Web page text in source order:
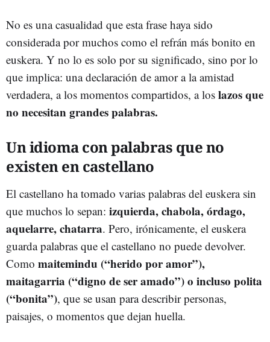
No es una casualidad que esta frase haya sido
considerada por muchos como el refrán más bonito en
euskera. Y no lo es solo por su significado, sino por lo
que implica: una declaración de amor a la amistad
verdadera, a los momentos compartidos, a los lazos que
no necesitan grandes palabras.
Un idioma con palabras que no
existen en castellano
El castellano ha tomado varias palabras del euskera sin
que muchos lo sepan: izquierda, chabola, órdago,
aquelarre, chatarra. Pero, irónicamente, el euskera
guarda palabras que el castellano no puede devolver.
Como maitemindu (“herido por amor”),
maitagarria (“digno de ser amado”) o incluso polita
(“bonita”), que se usan para describir personas,
paisajes, o momentos que dejan huella.